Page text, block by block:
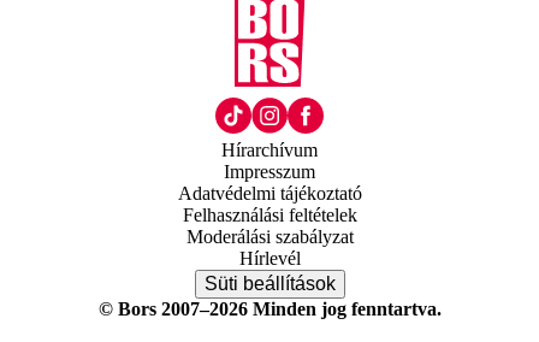
Hírarchívum
Impresszum
Adatvédelmi tájékoztató
Felhasználási feltételek
Moderálási szabályzat
Hírlevél
Süti beállítások
© Bors 2007–2026 Minden jog fenntartva.